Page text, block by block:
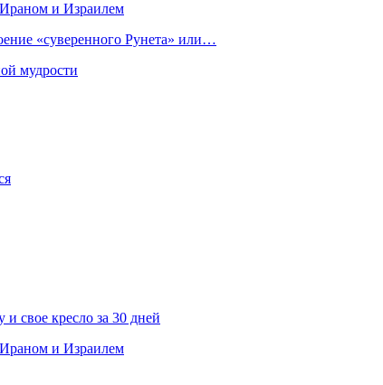
и Израилем
«суверенного Рунета» или…
мудрости
свое кресло за 30 дней
и Израилем